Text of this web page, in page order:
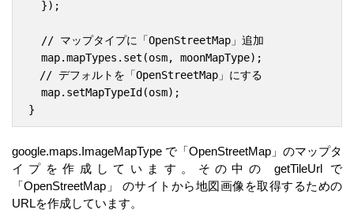
  });
  // マップタイプに「OpenStreetMap」追加
  map.mapTypes.set(osm, moonMapType);
// デフォルトを「OpenStreetMap」にする
  map.setMapTypeId(osm);
google.maps.ImageMapType で「OpenStreetMap」のマップタ
イプを作成しています。その中の getTileUrl で
「OpenStreetMap」 のサイトから地図画像を取得するための
URLを作成しています。